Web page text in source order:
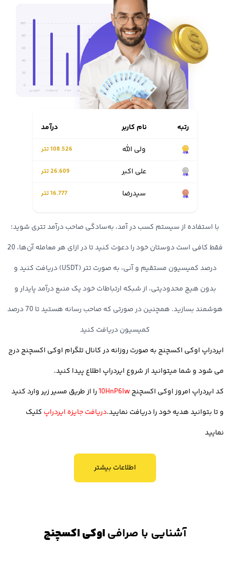
از دیگر مزیت های اوکی اکسچنج، داشتن برنامه ترید در دو نسخه اندروید
و ios است که دسترسی کاربران به بازار رمزارزها را بسیار آسان کرده و در هر
لحظه میتوانید به بازار ارزهای دیجیتال دسترسی داشته باشید.
یکی از مهمترین دغدغه های معامله گران ایرانی، نقد کردن سریع دارایی
خود است. تصور کنید به دنبال فروش ارز دیجیتال و تبدیل رمز ارز به
تومان هستید و میخواهید سریعا به حساب بانکی خود واریز نمایید؛ در
این شرایط اهمیت برداشت آنی دوچندان می شود. در صرافی اوکی
اکسچنج واریز و برداشت به صورت آنی انجام شده و در کمترین زمان
پشتیبانی صرافی اوکی اکسچنج یکی از بزرگترین مزیت های این پلتفرم
خرید و فروش رمز ارز است. شما در هر ساعت از شبانه روز میتوانید
مشکلات و سوالات خود را با تیم پشتیبانی در میان گذاشته و در کمترین
زمان پاسخ خود را دریافت کنید.
5. رابط کاربری آسان
کرده است و از این منظر در میان محدود صرافی های ایرانی است که
با استفاده از سیستم کسب در آمد، به‌سادگی صاحب درآمد تتری شوید؛
فقط کافی است دوستان خود را دعوت کنید تا در ازای هر معامله آن‌ها، 20
درصد کمیسیون مستقیم و آنی، به صورت تتر (USDT) دریافت کنید و
بدون هیچ محدودیتی، از شبکه ارتباطات خود یک منبع درآمد پایدار و
هوشمند بسازید. همچنین در صورتی که صاحب رسانه هستید تا 70 درصد
کمیسیون دریافت کنید
ایردراپ اوکی اکسچنج به صورت روزانه درکانال تلگرام اوکی اکسچنجدرج
می شود و شما میتوانید از شروع ایردراپ اطلاع پیدا کنید.
کد ایردراپ امروز اوکی اکسچنج10HnP6lwرا از طریق مسیر زیر وارد کنید
و تا بتوانید هدیه خود را دریافت نمایید.دریافت جایزه ایردراپ کلیک
نمایید
اطلاعات بیشتر
رتبه نام کاربر
درآمد
ولی الله
108.526 تتر
علی اكبر 26.609 تتر
سيدرضا 16.777 تتر
آشنایی با صرافیاوکی اکسچنج